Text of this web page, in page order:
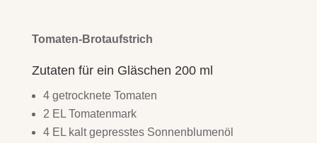
Tomaten-Brotaufstrich
Zutaten für ein Gläschen 200 ml
4 getrocknete Tomaten
2 EL Tomatenmark
4 EL kalt gepresstes Sonnenblumenöl